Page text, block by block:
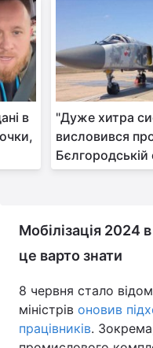
в
"Дуже хитра
висловився
Бєлгородській
Мобілізація 2024
це варто знати
8 червня стало
міністрів оновив
працівників.